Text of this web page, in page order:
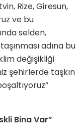
Rize, Giresun,
ve bu
selden,
adına bu
değişikliği
şehirlerde taşkın
Bina Var”